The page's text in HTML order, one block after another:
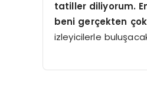
tatiller diliyorum.
beni gerçekten
izleyicilerle